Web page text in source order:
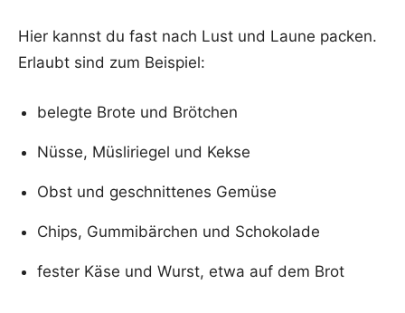
Hier kannst du fast nach Lust und Laune packen.
Erlaubt sind zum Beispiel:
belegte Brote und Brötchen
Nüsse, Müsliriegel und Kekse
Obst und geschnittenes Gemüse
Chips, Gummibärchen und Schokolade
fester Käse und Wurst, etwa auf dem Brot